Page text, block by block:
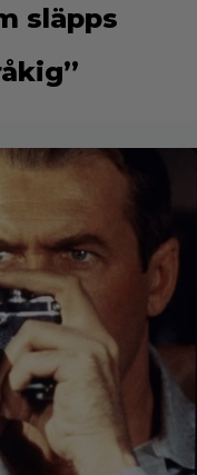
släpps